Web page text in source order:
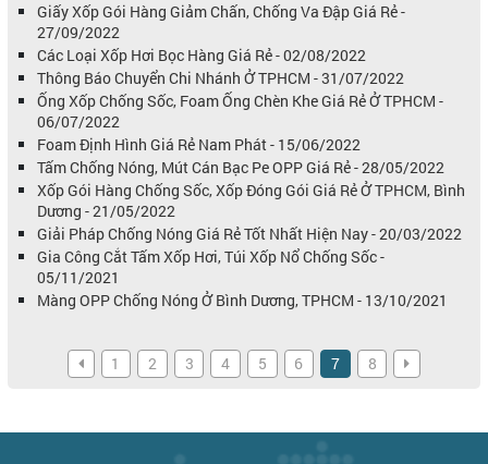
Giấy Xốp Gói Hàng Giảm Chấn, Chống Va Đập Giá Rẻ -
27/09/2022
Các Loại Xốp Hơi Bọc Hàng Giá Rẻ - 02/08/2022
Thông Báo Chuyển Chi Nhánh Ở TPHCM - 31/07/2022
Ống Xốp Chống Sốc, Foam Ống Chèn Khe Giá Rẻ Ở TPHCM -
06/07/2022
Foam Định Hình Giá Rẻ Nam Phát - 15/06/2022
Tấm Chống Nóng, Mút Cán Bạc Pe OPP Giá Rẻ - 28/05/2022
Xốp Gói Hàng Chống Sốc, Xốp Đóng Gói Giá Rẻ Ở TPHCM, Bình
Dương - 21/05/2022
Giải Pháp Chống Nóng Giá Rẻ Tốt Nhất Hiện Nay - 20/03/2022
Gia Công Cắt Tấm Xốp Hơi, Túi Xốp Nổ Chống Sốc -
05/11/2021
Màng OPP Chống Nóng Ở Bình Dương, TPHCM - 13/10/2021
1 2 3 4 5 6 7 8